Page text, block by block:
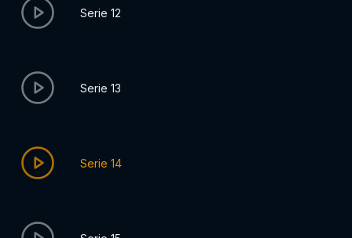
Serie 12
Serie 13
Serie 14